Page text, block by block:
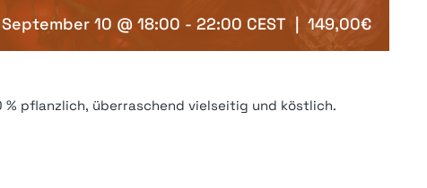
September 10 @ 18:00 - 22:00 CEST | 149,00€
% pflanzlich, überraschend vielseitig und köstlich.